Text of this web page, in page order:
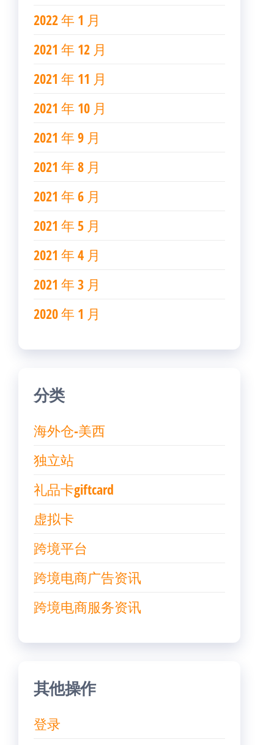
2022 年 1 月
2021 年 12 月
2021 年 11 月
2021 年 10 月
2021 年 9 月
2021 年 8 月
2021 年 6 月
2021 年 5 月
2021 年 4 月
2021 年 3 月
2020 年 1 月
分类
海外仓-美西
独立站
礼品卡giftcard
虚拟卡
跨境平台
跨境电商广告资讯
跨境电商服务资讯
其他操作
登录